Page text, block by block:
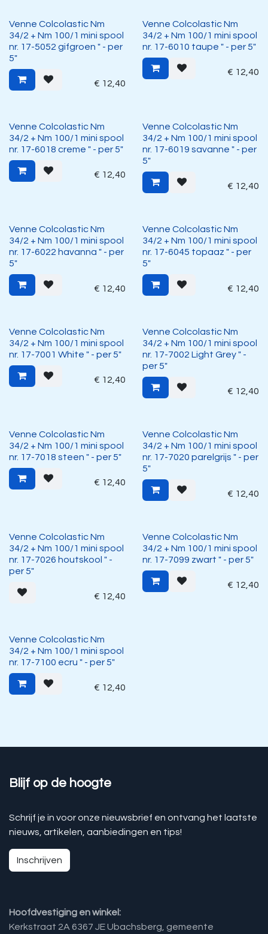
Venne Colcolastic Nm
34/2 + Nm 100/1 mini spool
nr. 17-5052 gifgroen " - per
5"
€ 12,40
Venne Colcolastic Nm
34/2 + Nm 100/1 mini spool
nr. 17-6010 taupe " - per 5"
€ 12,40
Venne Colcolastic Nm
34/2 + Nm 100/1 mini spool
nr. 17-6018 creme " - per 5"
€ 12,40
Venne Colcolastic Nm
34/2 + Nm 100/1 mini spool
nr. 17-6019 savanne " - per
5"
€ 12,40
Venne Colcolastic Nm
34/2 + Nm 100/1 mini spool
nr. 17-6022 havanna " - per
5"
€ 12,40
Venne Colcolastic Nm
34/2 + Nm 100/1 mini spool
nr. 17-6045 topaaz " - per
5"
€ 12,40
Venne Colcolastic Nm
34/2 + Nm 100/1 mini spool
nr. 17-7001 White " - per 5"
€ 12,40
Venne Colcolastic Nm
34/2 + Nm 100/1 mini spool
nr. 17-7002 Light Grey " -
per 5"
€ 12,40
Venne Colcolastic Nm
34/2 + Nm 100/1 mini spool
nr. 17-7018 steen " - per 5"
€ 12,40
Venne Colcolastic Nm
34/2 + Nm 100/1 mini spool
nr. 17-7020 parelgrijs " - per
5"
€ 12,40
Venne Colcolastic Nm
34/2 + Nm 100/1 mini spool
nr. 17-7026 houtskool " -
per 5"
€ 12,40
Venne Colcolastic Nm
34/2 + Nm 100/1 mini spool
nr. 17-7099 zwart " - per 5"
€ 12,40
Venne Colcolastic Nm
34/2 + Nm 100/1 mini spool
nr. 17-7100 ecru " - per 5"
€ 12,40
Blijf op de hoogte
Schrijf je in voor onze nieuwsbrief en ontvang het laatste
nieuws, artikelen, aanbiedingen en tips!
Inschrijven
Hoofdvestiging en winkel:
Kerkstraat 2A 6367 JE Ubachsberg, gemeente